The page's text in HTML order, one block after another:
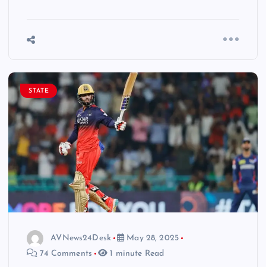
STATE
AVNews24Desk
May 28, 2025
74 Comments
1 minute Read